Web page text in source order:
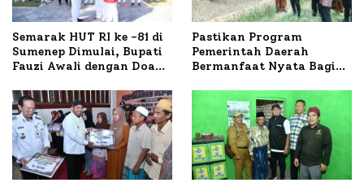
Semarak HUT RI ke -81 di
Sumenep Dimulai, Bupati
Fauzi Awali dengan Doa
Terbakar
Pastikan Program
Pemerintah Daerah
Bermanfaat Nyata Bagi
Sumenep Tinjau Langsung
Budidaya Lele dan Ayam
Petelur di Desa Bataal
Timur